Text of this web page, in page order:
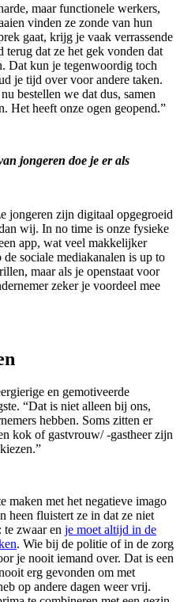
maar functionele werkers,
vinden ze zonde van hun
gaat, krijg je vaak verrassende
dat ze het gek vonden dat
Dat kun je tegenwoordig toch
je tijd over voor andere taken.
bestellen we dat dus, samen
Het heeft onze ogen geopend.”
jongeren doe je er als
jongeren zijn digitaal opgegroeid
wij. In no time is onze fysieke
app, wat veel makkelijker
sociale mediakanalen is up to
maar als je openstaat voor
zeker je voordeel mee
en gemotiveerde
“Dat is niet alleen bij ons,
hebben. Soms zitten er
kok of gastvrouw/ -gastheer zijn
maken met het negatieve imago
heen fluistert ze in dat ze niet
zwaar en je moet altijd in de
. Wie bij de politie of in de zorg
je nooit iemand over. Dat is een
erg gevonden om met
op andere dagen weer vrij.